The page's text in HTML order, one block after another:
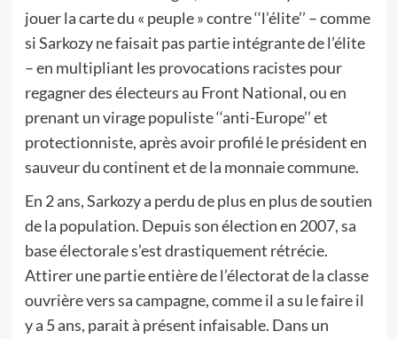
jouer la carte du « peuple » contre ‘‘l’élite’’ – comme
si Sarkozy ne faisait pas partie intégrante de l’élite
– en multipliant les provocations racistes pour
regagner des électeurs au Front National, ou en
prenant un virage populiste ‘‘anti-Europe’’ et
protectionniste, après avoir profilé le président en
sauveur du continent et de la monnaie commune.
En 2 ans, Sarkozy a perdu de plus en plus de soutien
de la population. Depuis son élection en 2007, sa
base électorale s’est drastiquement rétrécie.
Attirer une partie entière de l’électorat de la classe
ouvrière vers sa campagne, comme il a su le faire il
y a 5 ans, parait à présent infaisable. Dans un